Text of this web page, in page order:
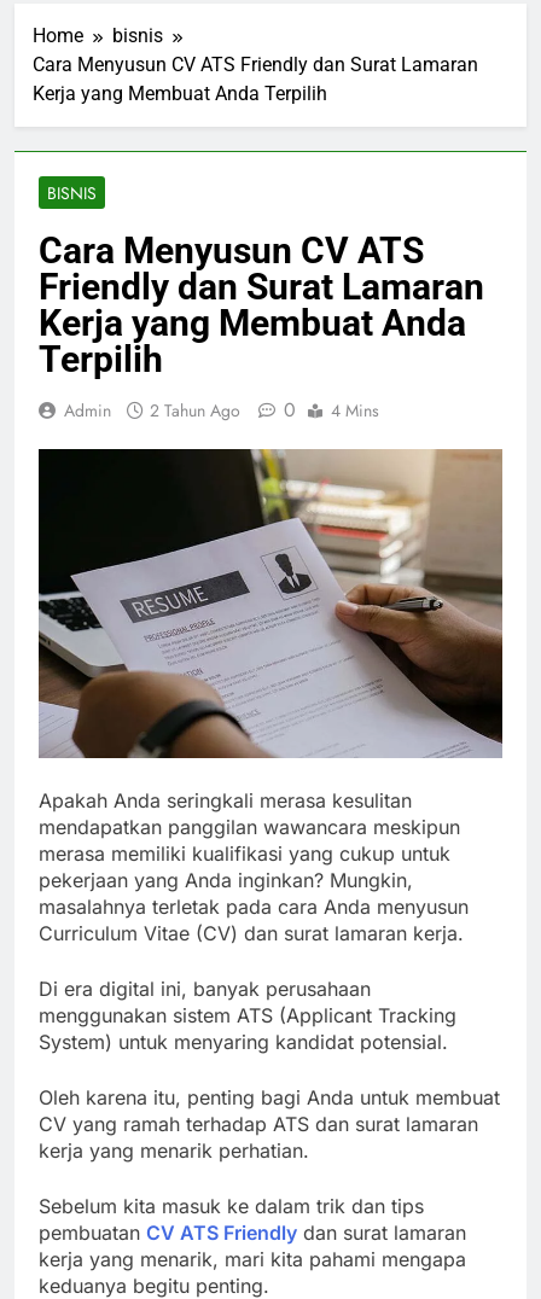
Home
bisnis
Cara Menyusun CV ATS Friendly dan Surat Lamaran
Kerja yang Membuat Anda Terpilih
BISNIS
Cara Menyusun CV ATS
Friendly dan Surat Lamaran
Kerja yang Membuat Anda
Terpilih
Admin 2 Tahun Ago 0 4 Mins
Apakah Anda seringkali merasa kesulitan
mendapatkan panggilan wawancara meskipun
merasa memiliki kualifikasi yang cukup untuk
pekerjaan yang Anda inginkan? Mungkin,
masalahnya terletak pada cara Anda menyusun
Curriculum Vitae (CV) dan surat lamaran kerja.
Di era digital ini, banyak perusahaan
menggunakan sistem ATS (Applicant Tracking
System) untuk menyaring kandidat potensial.
Oleh karena itu, penting bagi Anda untuk membuat
CV yang ramah terhadap ATS dan surat lamaran
kerja yang menarik perhatian.
Sebelum kita masuk ke dalam trik dan tips
pembuatan CV ATS Friendly dan surat lamaran
kerja yang menarik, mari kita pahami mengapa
keduanya begitu penting.